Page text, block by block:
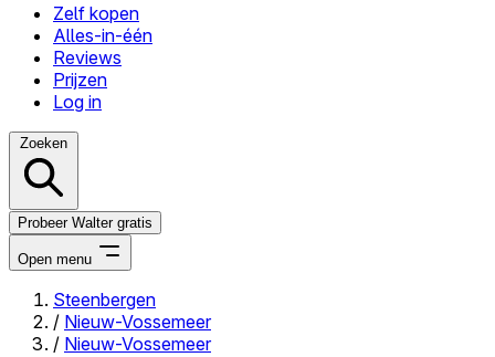
Zelf kopen
Alles-in-één
Reviews
Prijzen
Log in
Zoeken
Probeer Walter gratis
Open menu
Close menu
Steenbergen
/ Nieuw-Vossemeer
/ Nieuw-Vossemeer